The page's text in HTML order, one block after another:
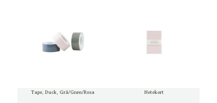
Tape, Duck, Grå/Grøn/Rosa Notekort